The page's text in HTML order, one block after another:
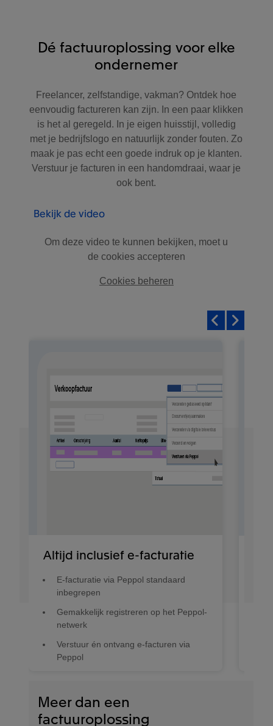
Dé factuuroplossing voor elke
ondernemer
Freelancer, zelfstandige, vakman? Ontdek hoe
eenvoudig factureren kan zijn. In een paar klikken
is het al geregeld. In je eigen huisstijl, volledig
met je bedrijfslogo en natuurlijk zonder fouten. Zo
maak je pas echt een goede indruk op je klanten.
Verstuur je facturen in een handomdraai, waar je
ook bent.
Bekijk de video
Om deze video te kunnen bekijken, moet u
de cookies accepteren
Cookies beheren
Altijd inclusief e-facturatie
E-facturatie via Peppol standaard
inbegrepen
Gemakkelijk registreren op het Peppol-
netwerk
Verstuur én ontvang e-facturen via
Peppol
Meer dan een
factuuroplossing